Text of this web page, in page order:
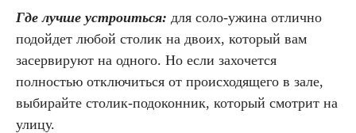
Где лучше устроиться: для соло-ужина отлично
подойдет любой столик на двоих, который вам
засервируют на одного. Но если захочется
полностью отключиться от происходящего в зале,
выбирайте столик-подоконник, который смотрит на
улицу.